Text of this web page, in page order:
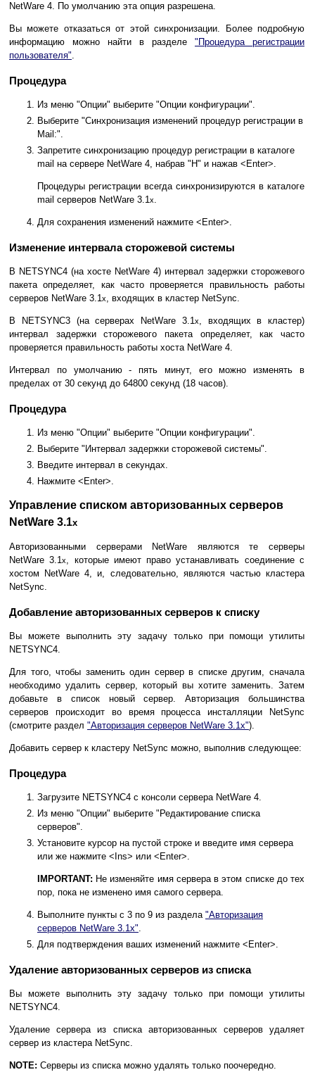
NetWare 4. По умолчанию эта опция разрешена.
Вы можете отказаться от этой синхронизации. Более подробную
информацию можно найти в разделе "Процедура регистрации
пользователя".
Процедура
Из меню "Опции" выберите "Опции конфигурации".
Выберите "Синхронизация изменений процедур регистрации в
Mail:".
Запретите синхронизацию процедур регистрации в каталоге
mail на сервере NetWare 4, набрав "Н" и нажав <Enter>.
Процедуры регистрации всегда синхронизируются в каталоге
mail серверов NetWare 3.1x.
Для сохранения изменений нажмите <Enter>.
Изменение интервала сторожевой системы
В NETSYNC4 (на хосте NetWare 4) интервал задержки сторожевого
пакета определяет, как часто проверяется правильность работы
серверов NetWare 3.1x, входящих в кластер NetSync.
В NETSYNC3 (на серверах NetWare 3.1x, входящих в кластер)
интервал задержки сторожевого пакета определяет, как часто
проверяется правильность работы хоста NetWare 4.
Интервал по умолчанию - пять минут, его можно изменять в
пределах от 30 секунд до 64800 секунд (18 часов).
Процедура
Из меню "Опции" выберите "Опции конфигурации".
Выберите "Интервал задержки сторожевой системы".
Введите интервал в секундах.
Нажмите <Enter>.
Управление списком авторизованных серверов
NetWare 3.1x
Авторизованными серверами NetWare являются те серверы
NetWare 3.1x, которые имеют право устанавливать соединение с
хостом NetWare 4, и, следовательно, являются частью кластера
NetSync.
Добавление авторизованных серверов к списку
Вы можете выполнить эту задачу только при помощи утилиты
NETSYNC4.
Для того, чтобы заменить один сервер в списке другим, сначала
необходимо удалить сервер, который вы хотите заменить. Затем
добавьте в список новый сервер. Авторизация большинства
серверов происходит во время процесса инсталляции NetSync
(смотрите раздел "Авторизация серверов NetWare 3.1x").
Добавить сервер к кластеру NetSync можно, выполнив следующее:
Процедура
Загрузите NETSYNC4 с консоли сервера NetWare 4.
Из меню "Опции" выберите "Редактирование списка
серверов".
Установите курсор на пустой строке и введите имя сервера
или же нажмите <Ins> или <Enter>.
IMPORTANT: Не изменяйте имя сервера в этом списке до тех
пор, пока не изменено имя самого сервера.
Выполните пункты с 3 по 9 из раздела "Авторизация
серверов NetWare 3.1x".
Для подтверждения ваших изменений нажмите <Enter>.
Удаление авторизованных серверов из списка
Вы можете выполнить эту задачу только при помощи утилиты
NETSYNC4.
Удаление сервера из списка авторизованных серверов удаляет
сервер из кластера NetSync.
NOTE: Серверы из списка можно удалять только поочередно.